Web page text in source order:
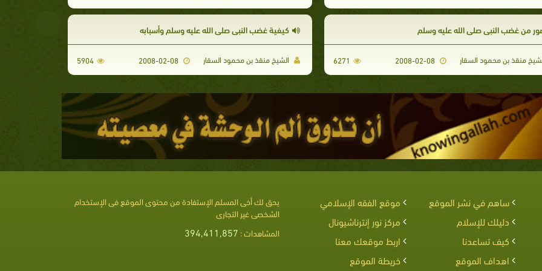
من غضب النبي صلى الله عليه وسلم
منقذ بن محمود السقار 2008-02-08
6271
كيفية غضب النبي صلى الله عليه وسلم وأسبابه
الشيخ منقذ بن محمود السقار 2008-02-08
5904
ساهم في نشر الموقع
موقع الفقه الإسلامي
دليلك للإسلام
مركز نور إنترناشيونال
كيف تساعدنا
اربط موقعك معنا
اهداف الموقع
خريطة الموقع
يحق لك أخى المسلم الإستفادة من محتوى الموقع فى الإستخدام
الشخصى غير التجارى
المشاهدات : 394,411,857